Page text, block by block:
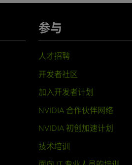
参与
人才招聘
开发者社区
加入开发者计划
NVIDIA 合作伙伴网络
NVIDIA 初创加速计划
技术培训